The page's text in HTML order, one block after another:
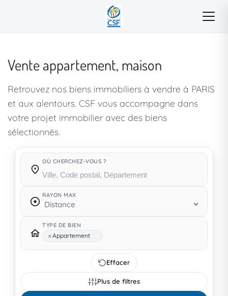
Vente appartement, maison
Retrouvez nos biens immobiliers à vendre à PARIS
et aux alentours. CSF vous accompagne dans
votre projet immobilier avec des biens
sélectionnés.
OÙ CHERCHEZ-VOUS ?
RAYON MAX
TYPE DE BIEN
×Appartement
Effacer
Plus de filtres